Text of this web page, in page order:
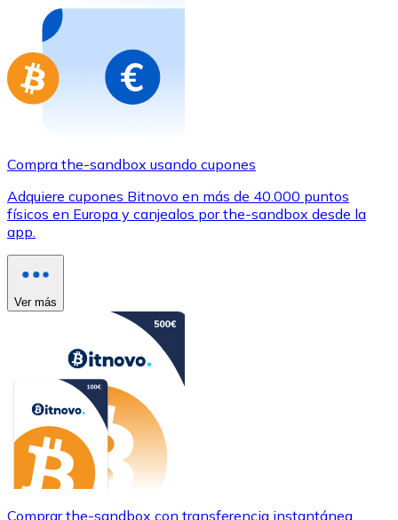
Compra tarjetas regalo de tus marcas favoritas con
Ir a la tienda de tarjetas regalo
Compra the-sandbox usando cupones
Adquiere cupones Bitnovo en más de 40.000 puntos
físicos en Europa y canjealos por the-sandbox desde la
app.
Ver más
Comprar the-sandbox con transferencia instantánea